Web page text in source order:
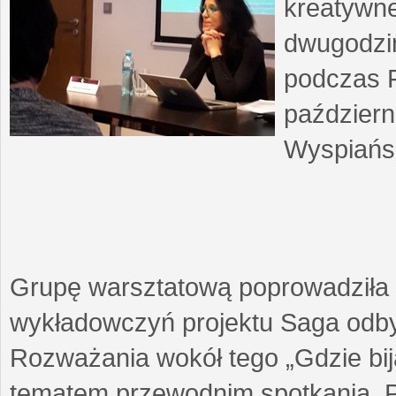
podczas
Grupę warsztatową
wykładowczyń projektu Saga
Rozważania wokół tego „Gdzie